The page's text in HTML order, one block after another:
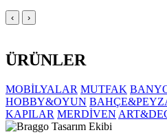
‹ ›
ÜRÜNLER
MOBİLYALAR MUTFAK
HOBBY&OYUN
KAPILAR MERDİVEN